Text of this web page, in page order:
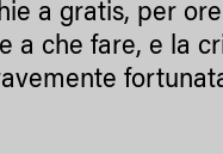
a gratis, per
a che fare, e la